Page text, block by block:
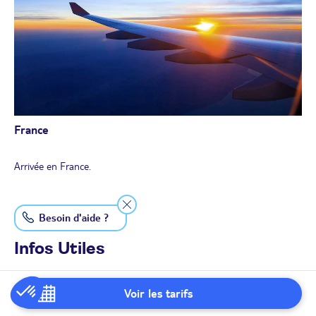
Voir les tarifs
France
Arrivée en France.
Infos Utiles
À savoir
• Participants : minimum 2 - maximum 59 participants
Besoin d'aide ?